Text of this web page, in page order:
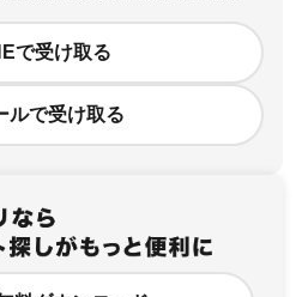
で受け取る
ルで受け取る